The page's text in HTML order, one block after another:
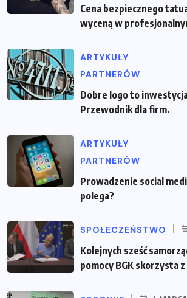
Cena bezpiecznego
wyceną w
ARTYKUŁY
PARTNERÓW
Dobre logo to
Przewodnik dla firm.
ARTYKUŁY
PARTNERÓW
Prowadzenie social
polega?
SPOŁECZEŃSTWO
Kolejnych sześć
pomocy BGK skorzysta